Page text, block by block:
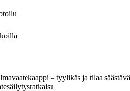
– tyylikäs ja tilaa säästävä